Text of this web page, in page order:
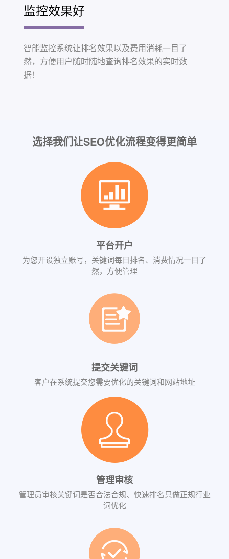
监控效果好
智能监控系统让排名效果以及费用消耗一目了
然，方便用户随时随地查询排名效果的实时数
据！
选择我们让SEO优化流程变得更简单
平台开户
为您开设独立账号，关键词每日排名、消费情况一目了
然，方便管理
提交关键词
客户在系统提交您需要优化的关键词和网站地址
管理审核
管理员审核关键词是否合法合规、快速排名只做正规行业
词优化